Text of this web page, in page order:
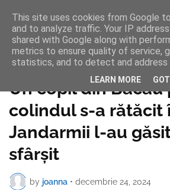
Pagina de pornire
Un copil din Bacău
colindul s-a rătăcit
Jandarmii l-au
sfârșit
by joanna • decembrie 24, 2024
This site uses cookies from Google
and to analyze traffic. Your IP
shared with Google along with
metrics to ensure quality of service,
statistics, and to detect and address
LEARN MORE